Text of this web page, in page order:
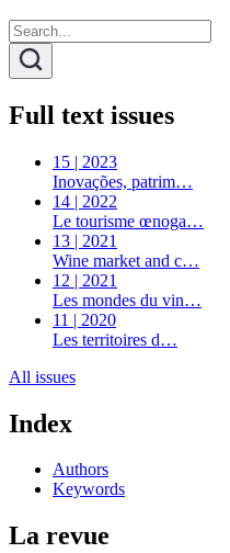
Full text issues
15 | 2023
Inovações, patrim…
14 | 2022
Le tourisme œnoga…
13 | 2021
Wine market and c…
12 | 2021
Les mondes du vin…
11 | 2020
Les territoires d…
All issues
Index
Authors
Keywords
La revue